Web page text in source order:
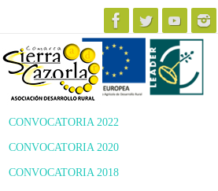
contenido
CONVOCATORIA 2022
CONVOCATORIA 2020
CONVOCATORIA 2018